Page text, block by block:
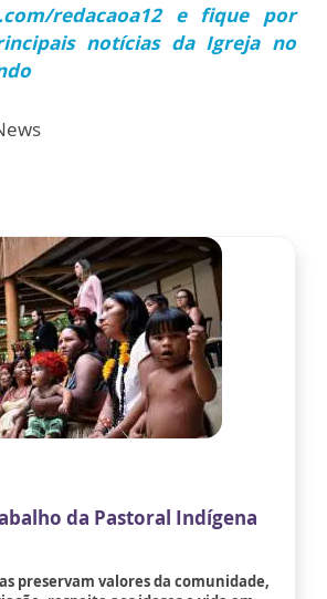
redacaoa12 e fique por
notícias da Igreja no
da Pastoral Indígena
preservam valores da comunidade,